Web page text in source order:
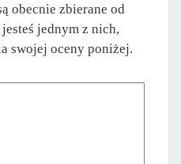
obecnie zbierane od
jednym z nich,
swojej oceny poniżej.